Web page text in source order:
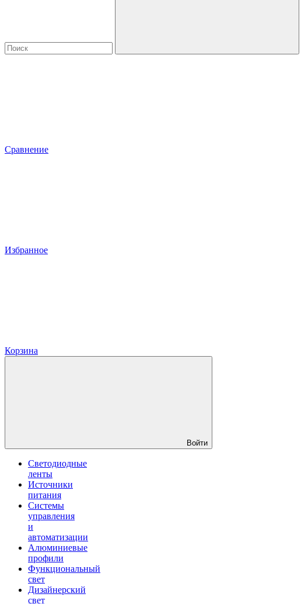
Сравнение
Избранное
Корзина
Войти
Светодиодные
ленты
Источники
питания
Системы
управления
и
автоматизации
Алюминиевые
профили
Функциональный
свет
Дизайнерский
свет